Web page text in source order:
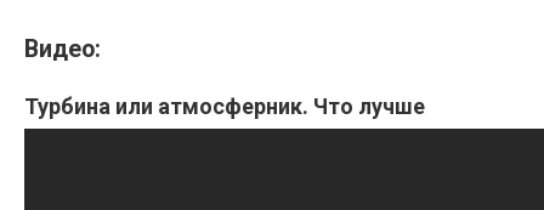
Видео:
Турбина или атмосферник. Что лучше